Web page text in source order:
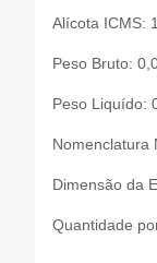
Alícota ICMS:
Peso Bruto:
Peso Liquído:
Nomenclatura
Dimensão da
Quantidade